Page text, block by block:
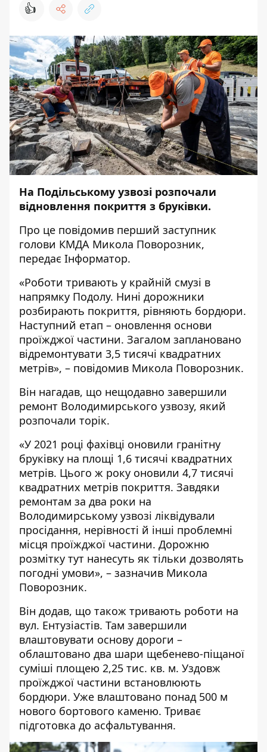
👍
На Подільському узвозі розпочали
відновлення покриття з бруківки.
Про це повідомив перший заступник
голови КМДА Микола Поворозник,
передає Інформатор.
«Роботи тривають у крайній смузі в
напрямку Подолу. Нині дорожники
розбирають покриття, рівняють бордюри.
Наступний етап – оновлення основи
проїжджої частини. Загалом заплановано
відремонтувати 3,5 тисячі квадратних
метрів», – повідомив Микола Поворозник.
Він нагадав, що нещодавно завершили
ремонт Володимирського узвозу, який
розпочали торік.
«У 2021 році фахівці оновили гранітну
бруківку на площі 1,6 тисячі квадратних
метрів. Цього ж року оновили 4,7 тисячі
квадратних метрів покриття. Завдяки
ремонтам за два роки на
Володимирському узвозі ліквідували
просідання, нерівності й інші проблемні
місця проїжджої частини. Дорожню
розмітку тут нанесуть як тільки дозволять
погодні умови», – зазначив Микола
Поворозник.
Він додав, що також тривають роботи на
вул. Ентузіастів. Там завершили
влаштовувати основу дороги –
облаштовано два шари щебенево-піщаної
суміші площею 2,25 тис. кв. м. Уздовж
проїжджої частини встановлюють
бордюри. Уже влаштовано понад 500 м
нового бортового каменю. Триває
підготовка до асфальтування.